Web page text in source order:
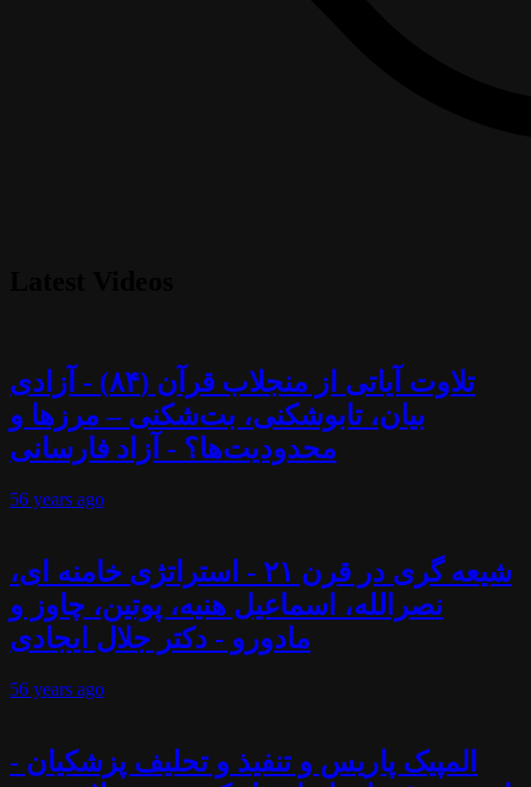
تلاوت آیاتی از منجلاب قرآن (۸۴) - آزادی
بیان، تابوشکنی، بت‌شکنی – مرزها و
محدودیت‌ها؟ - آزاد فارسانی
56 years ago
شیعه گری در قرن ۲۱ - استراتژی خامنه ای،
نصرالله، اسماعیل هنیه، پوتین، چاوز و
مادورو - دکتر جلال ایجادی
56 years ago
المپیک پاریس و تنفیذ و تحلیف پزشکیان -